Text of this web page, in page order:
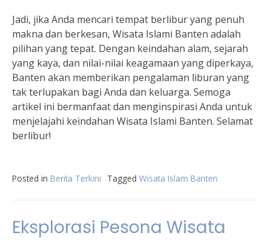
Jadi, jika Anda mencari tempat berlibur yang penuh
makna dan berkesan, Wisata Islami Banten adalah
pilihan yang tepat. Dengan keindahan alam, sejarah
yang kaya, dan nilai-nilai keagamaan yang diperkaya,
Banten akan memberikan pengalaman liburan yang
tak terlupakan bagi Anda dan keluarga. Semoga
artikel ini bermanfaat dan menginspirasi Anda untuk
menjelajahi keindahan Wisata Islami Banten. Selamat
berlibur!
Posted in Berita Terkini Tagged Wisata Islam Banten
Eksplorasi Pesona Wisata